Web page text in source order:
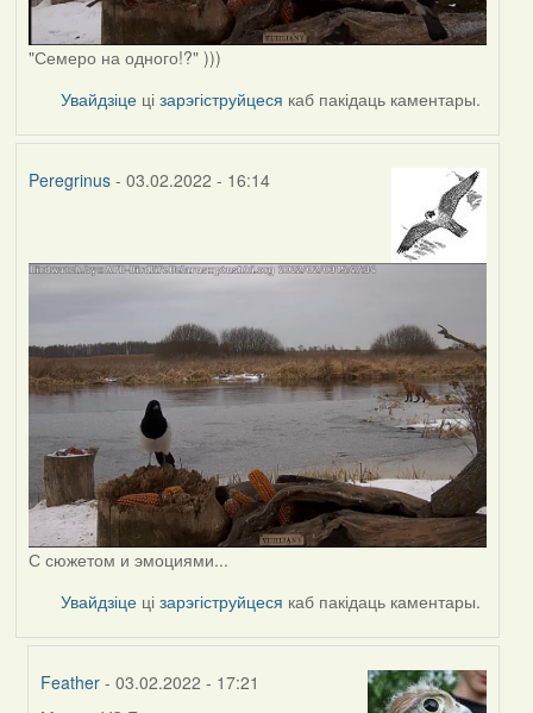
"Семеро на одного!?" )))
Увайдзіце цізарэгіструйцеся каб пакідаць каментары.
Peregrinus- 03.02.2022 - 16:14
С сюжетом и эмоциями...
Увайдзіце цізарэгіструйцеся каб пакідаць каментары.
Feather - 03.02.2022 - 17:21